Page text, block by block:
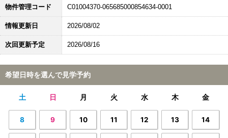
物件管理コード C01004370-065685000854634-0001
情報更新日 2026/08/02
次回更新予定 2026/08/16
希望日時を選んで見学予約
土 日 月 火 水 木 金
8 9 10 11 12 13 14